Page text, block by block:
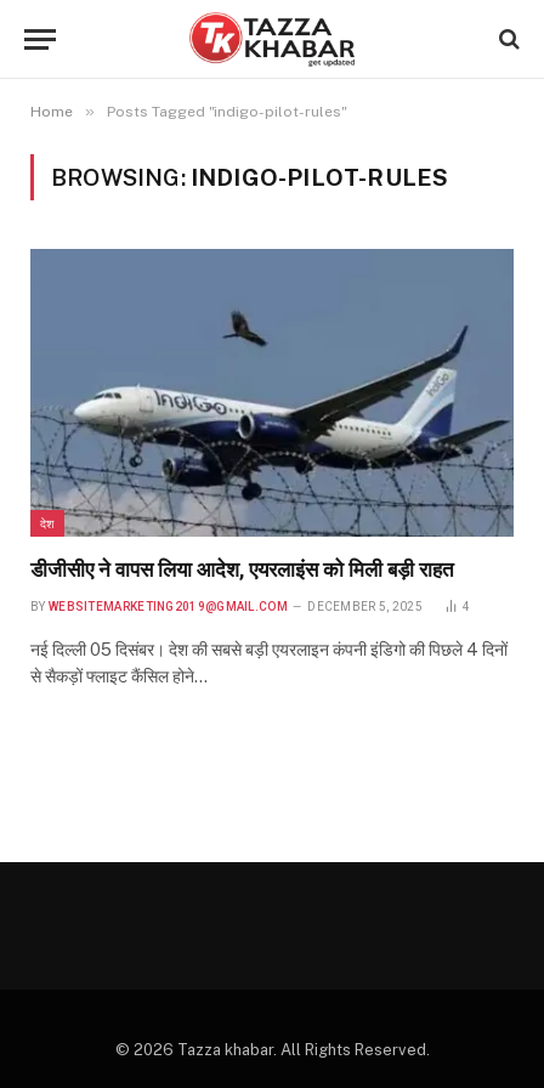
Home » Posts Tagged "indigo-pilot-rules"
BROWSING: INDIGO-PILOT-RULES
देश
डीजीसीए ने वापस लिया आदेश, एयरलाइंस को मिली बड़ी राहत
BY WEBSITEMARKETING2019@GMAIL.COM DECEMBER 5, 2025 4
नई दिल्ली 05 दिसंबर। देश की सबसे बड़ी एयरलाइन कंपनी इंडिगो की पिछले 4 दिनों
से सैकड़ों फ्लाइट कैंसिल होने…
© 2026 Tazza khabar. All Rights Reserved.